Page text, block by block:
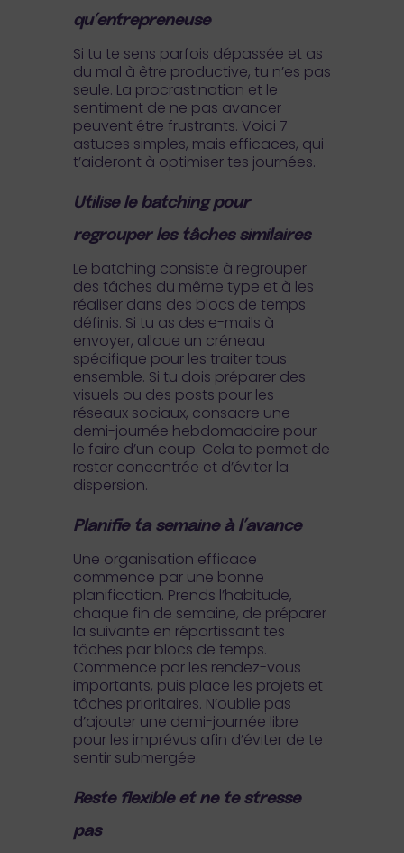
qu’entrepreneuse
Si tu te sens parfois dépassée et as
du mal à être productive, tu n’es pas
seule. La procrastination et le
sentiment de ne pas avancer
peuvent être frustrants. Voici 7
astuces simples, mais efficaces, qui
t’aideront à optimiser tes journées.
Utilise le batching pour
regrouper les tâches similaires
Le batching consiste à regrouper
des tâches du même type et à les
réaliser dans des blocs de temps
définis. Si tu as des e-mails à
envoyer, alloue un créneau
spécifique pour les traiter tous
ensemble. Si tu dois préparer des
visuels ou des posts pour les
réseaux sociaux, consacre une
demi-journée hebdomadaire pour
le faire d’un coup. Cela te permet de
rester concentrée et d’éviter la
dispersion.
Planifie ta semaine à l’avance
Une organisation efficace
commence par une bonne
planification. Prends l’habitude,
chaque fin de semaine, de préparer
la suivante en répartissant tes
tâches par blocs de temps.
Commence par les rendez-vous
importants, puis place les projets et
tâches prioritaires. N’oublie pas
d’ajouter une demi-journée libre
pour les imprévus afin d’éviter de te
sentir submergée.
Reste flexible et ne te stresse
pas